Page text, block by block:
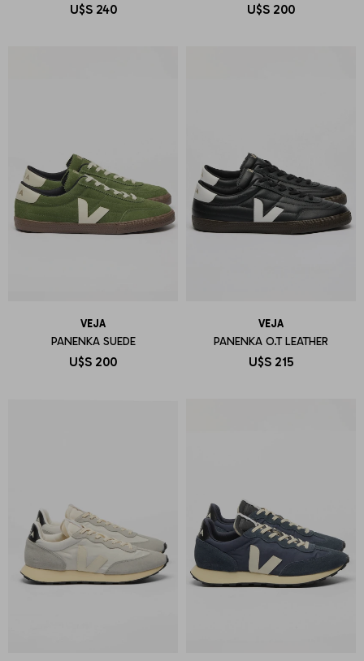
U$S 240 U$S 200
VEJA
PANENKA SUEDE
U$S 200
VEJA
PANENKA O.T LEATHER
U$S 215